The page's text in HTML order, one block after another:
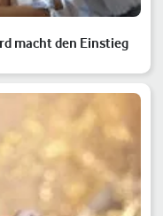
macht den Einstieg